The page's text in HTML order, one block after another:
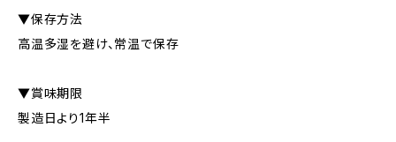
▼保存方法
高温多湿を避け、常温で保存
▼賞味期限
製造日より1年半